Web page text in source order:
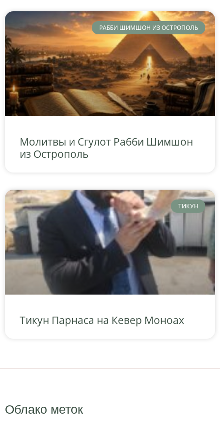
РАББИ ШИМШОН ИЗ ОСТРОПОЛЬ
Молитвы и Сгулот Рабби Шимшон
из Острополь
ТИКУН
Тикун Парнаса на Кевер Моноах
Облако меток